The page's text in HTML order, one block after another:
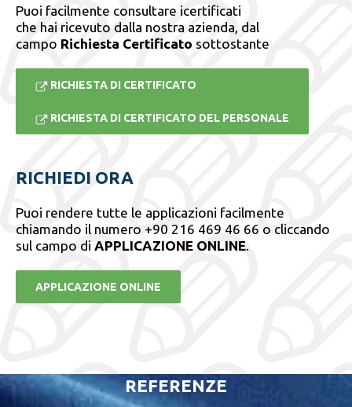
Puoi facilmente consultare icertificati
che hai ricevuto dalla nostra azienda, dal
campo Richiesta Certificato sottostante
RICHIESTA DI CERTIFICATO
RICHIESTA DI CERTIFICATO DEL PERSONALE
RICHIEDI ORA
Puoi rendere tutte le applicazioni facilmente
chiamando il numero +90 216 469 46 66 o cliccando
sul campo diAPPLICAZIONE ONLINE.
APPLICAZIONE ONLINE
REFERENZE